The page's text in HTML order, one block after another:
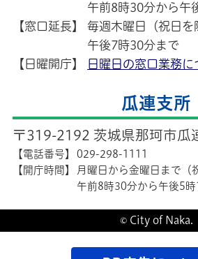
午前8時30分から午
【窓口延長】
毎週木曜日（祝日を
午後7時30分まで
【日曜開庁】
日曜日の窓口業務に
瓜連支所
〒319-2192 茨城県那珂市瓜
【電話番号】
029-298-1111
【開庁時間】
月曜日から金曜日まで（
午前8時30分から午後5
© City of Naka.